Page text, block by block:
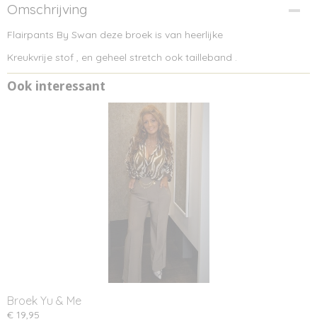
Omschrijving
Flairpants By Swan deze broek is van heerlijke
Kreukvrije stof , en geheel stretch ook tailleband .
Ook interessant
Broek Yu & Me
€ 19,95